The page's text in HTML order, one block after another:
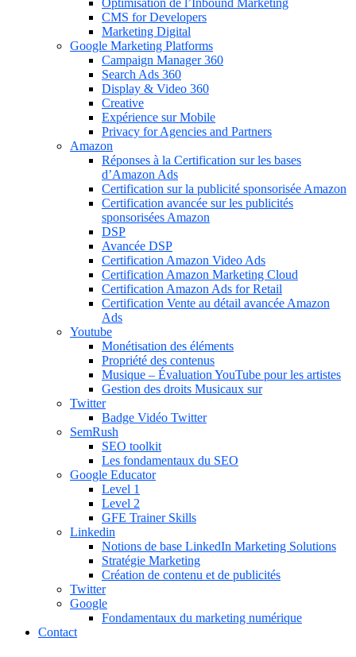
Optimisation de l’Inbound Marketing
CMS for Developers
Marketing Digital
Google Marketing Platforms
Campaign Manager 360
Search Ads 360
Display & Video 360
Creative
Expérience sur Mobile
Privacy for Agencies and Partners
Amazon
Réponses à la Certification sur les bases
d’Amazon Ads
Certification sur la publicité sponsorisée Amazon
Certification avancée sur les publicités
sponsorisées Amazon
DSP
Avancée DSP
Certification Amazon Video Ads
Certification Amazon Marketing Cloud
Certification Amazon Ads for Retail
Certification Vente au détail avancée Amazon
Ads
Youtube
Monétisation des éléments
Propriété des contenus
Musique – Évaluation YouTube pour les artistes
Gestion des droits Musicaux sur
Twitter
Badge Vidéo Twitter
SemRush
SEO toolkit
Les fondamentaux du SEO
Google Educator
Level 1
Level 2
GFE Trainer Skills
Linkedin
Notions de base LinkedIn Marketing Solutions
Stratégie Marketing
Création de contenu et de publicités
Twitter
Google
Fondamentaux du marketing numérique
Contact